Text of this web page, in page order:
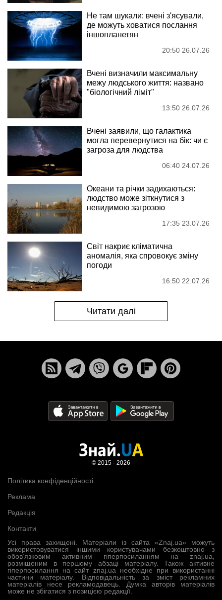
Не там шукали: вчені з'ясували,
де можуть ховатися послання
іншопланетян
20:50 26.07.26
Вчені визначили максимальну
межу людського життя: названо
"біологічний ліміт"
13:50 26.07.26
Вчені заявили, що галактика
могла перевернутися на бік: чи є
загроза для людства
06:40 24.07.26
Океани та річки задихаються:
людство може зіткнутися з
невидимою загрозою
17:35 23.07.26
Світ накриє кліматична
аномалія, яка спровокує зміну
погоди
16:50 22.07.26
Читати далі
Усі права захищені. Матеріали із сайта «Znaj.ua» можуть
використовуватися іншими користувачами безкоштовно з
обов’язковим активним гіперпосиланням на znaj.ua,
розміщеним в першому абзаці матеріалу. Також активне
гіперпосилання на сайт znaj.ua необхідне при використанні
частини матеріалу. Відповідальність за зміст рекламних
матеріалів несе рекламодавець. Думка авторів матеріалів
може не збігатися з позицією редакції.
Політика конфіденційності
Реклама
Редакція
Контакти
© 2015 - 2026